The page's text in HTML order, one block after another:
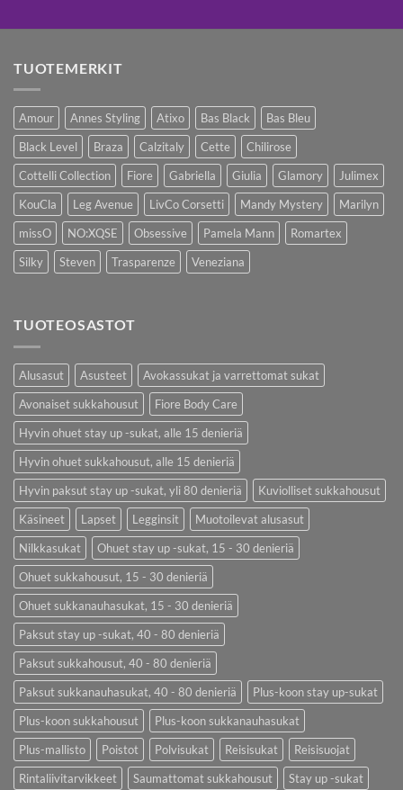
TUOTEMERKIT
Amour Annes Styling Atixo Bas Black
Bas Bleu
Black Level
Braza Calzitaly Cette
Chilirose
Cottelli Collection
Fiore Gabriella Giulia Glamory
Julimex
KouCla
Leg Avenue LivCo Corsetti Mandy Mystery
Marilyn
missO
NO:XQSE Obsessive Pamela Mann
Romartex
Silky
Steven Trasparenze Veneziana
TUOTEOSASTOT
Alusasut Asusteet
Avokassukat ja varrettomat sukat
Avonaiset sukkahousut
Fiore Body Care
Hyvin ohuet stay up -sukat, alle 15 denieriä
Hyvin ohuet sukkahousut, alle 15 denieriä
Hyvin paksut stay up -sukat, yli 80 denieriä
Kuviolliset sukkahousut
Käsineet
Lapset Legginsit
Muotoilevat alusasut
Nilkkasukat
Ohuet stay up -sukat, 15 - 30 denieriä
Ohuet sukkahousut, 15 - 30 denieriä
Ohuet sukkanauhasukat, 15 - 30 denieriä
Paksut stay up -sukat, 40 - 80 denieriä
Paksut sukkahousut, 40 - 80 denieriä
Paksut sukkanauhasukat, 40 - 80 denieriä
Plus-koon stay up-sukat
Plus-koon sukkahousut
Plus-koon sukkanauhasukat
Plus-mallisto
Poistot Polvisukat Reisisukat
Reisisuojat
Rintaliivitarvikkeet
Saumattomat sukkahousut Stay up -sukat